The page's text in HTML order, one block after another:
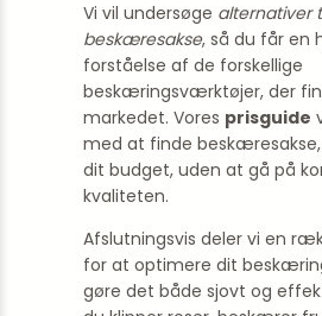
Vi vil undersøge alternativer
beskæresakse, så du får en
forståelse af de forskellige
beskæringsværktøjer, der
markedet. Vores prisguide
med at finde
dit budget, uden at gå på
kvaliteten.
Afslutningsvis deler vi en
for at optimere dit
gøre det både sjovt og